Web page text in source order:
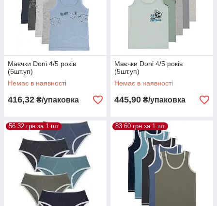
Маєчки Donі 4/5 років
(5шт.уп)
Немає в наявності
416,32 ₴/упаковка
Маєчки Donі 4/5 років
(5шт.уп)
Немає в наявності
445,90 ₴/упаковка
56.32 грн за 1 шт 83.60 грн за 1 шт